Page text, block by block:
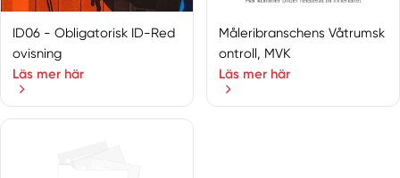
Landvetter
Lerdala
Lerum
Lidköping
ID06 - Obligatorisk ID-Red
ovisning
Läs mer här
Måleribranschens Våtrumsk
ontroll, MVK
Läs mer här